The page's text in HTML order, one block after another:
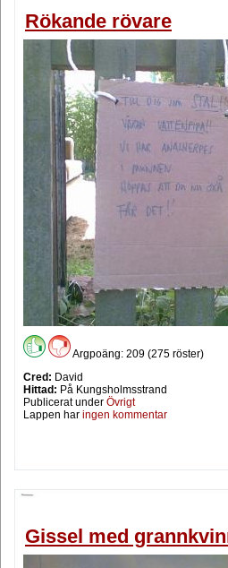
Rökande rövare
Argpoäng: 209 (275 röster)
Cred: David
Hittad: På Kungsholmsstrand
Publicerat under Övrigt
Lappen har ingen kommentar
Gissel med